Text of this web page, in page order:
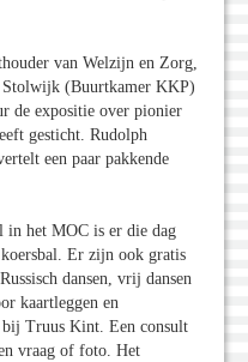
van Welzijn en Zorg,
Stolwijk (Buurtkamer KKP)
de expositie over pionier
gesticht. Rudolph
een paar pakkende
in het MOC is er die dag
Er zijn ook gratis
dansen, vrij dansen
kaartleggen en
bij Truus Kint. Een consult
vraag of foto. Het